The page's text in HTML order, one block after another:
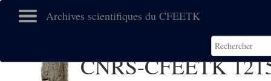
Archives scientifiques du CFEETK
CNRS-CFEETK